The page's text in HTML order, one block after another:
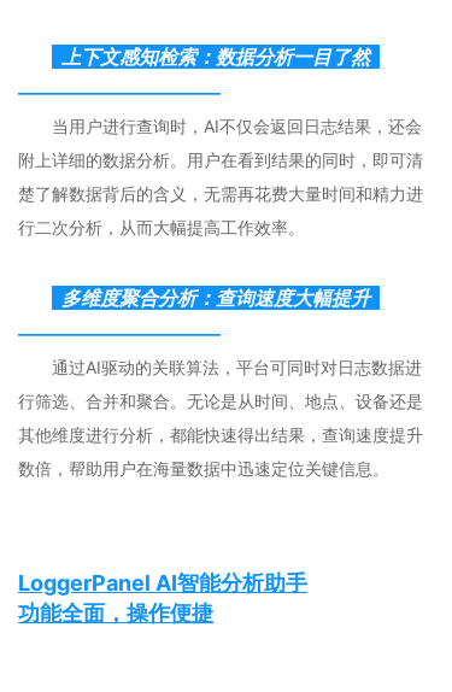
上下文感知检索：数据分析一目了然
————————————
当用户进行查询时，AI不仅会返回日志结果，还会
附上详细的数据分析。用户在看到结果的同时，即可清
楚了解数据背后的含义，无需再花费大量时间和精力进
行二次分析，从而大幅提高工作效率。
多维度聚合分析：查询速度大幅提升
————————————
通过AI驱动的关联算法，平台可同时对日志数据进
行筛选、合并和聚合。无论是从时间、地点、设备还是
其他维度进行分析，都能快速得出结果，查询速度提升
数倍，帮助用户在海量数据中迅速定位关键信息。
LoggerPanel AI智能分析助手
功能全面，操作便捷